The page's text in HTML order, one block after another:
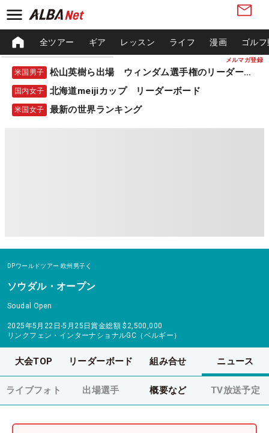
メルマガ登録
全ツアー ギア レッスン ライフ 漫画 ゴル
米国男子 松山英樹ら出場 ウィンダム選手権のリーダーボード
国内女子 北海道meijiカップ リーダーボード
米国女子 最新の世界ランキング
DPワールドツアー 欧州男子
ソウダル・オープン
Soudal Open
2025年5月22日-5月25日賞金総額 $2,500,000
リンクフェン・インターナショナルGC（ベルギー）
大会TOP リーダーボード 組み合せ ニュース
ライブフォト 出場選手 概要など TV放送予定